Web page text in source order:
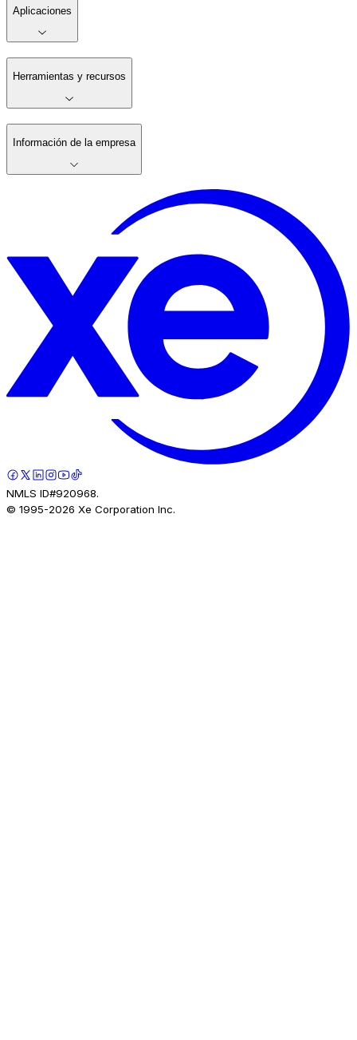
Aplicaciones
Herramientas y recursos
Información de la empresa
NMLS ID#920968.
© 1995-2026 Xe Corporation Inc.